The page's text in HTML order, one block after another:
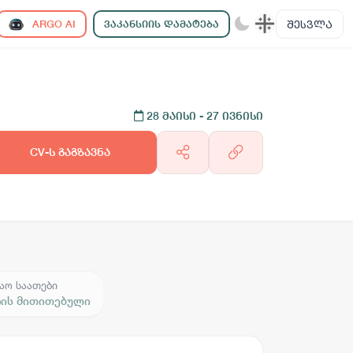
ARGO AI ᲕᲐᲙᲐᲜᲡᲘᲘᲡ ᲓᲐᲛᲐᲢᲔᲑᲐ ᲨᲔᲡᲕᲚᲐ
28 მაისი - 27 ივნისი
CV-ს გაგზავნა
საათები
მითითებული